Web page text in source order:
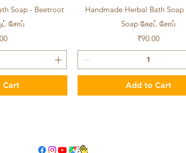
Soap - Beetroot
சோப்
Cart
Quick View
Handmade Herbal Bath
Soap கேரட் சோப்
Price
₹90.00
Add to Cart